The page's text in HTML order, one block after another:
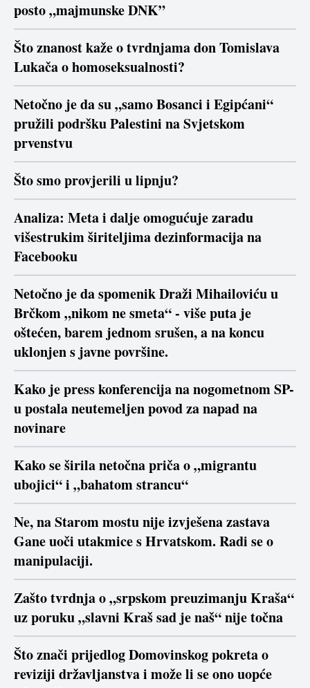
posto „majmunske DNK”
Što znanost kaže o tvrdnjama don Tomislava
Lukača o homoseksualnosti?
Netočno je da su „samo Bosanci i Egipćani“
pružili podršku Palestini na Svjetskom
prvenstvu
Što smo provjerili u lipnju?
Analiza: Meta i dalje omogućuje zaradu
višestrukim širiteljima dezinformacija na
Facebooku
Netočno je da spomenik Draži Mihailoviću u
Brčkom „nikom ne smeta“ - više puta je
oštećen, barem jednom srušen, a na koncu
uklonjen s javne površine.
Kako je press konferencija na nogometnom SP-
u postala neutemeljen povod za napad na
novinare
Kako se širila netočna priča o „migrantu
ubojici“ i „bahatom strancu“
Ne, na Starom mostu nije izvješena zastava
Gane uoči utakmice s Hrvatskom. Radi se o
manipulaciji.
Zašto tvrdnja o „srpskom preuzimanju Kraša“
uz poruku „slavni Kraš sad je naš“ nije točna
Što znači prijedlog Domovinskog pokreta o
reviziji državljanstva i može li se ono uopće